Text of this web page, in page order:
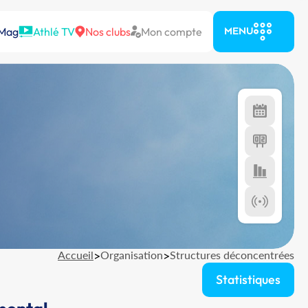
Athlé TV Nos clubs Mon compte MENU
Accueil>Organisation>Structures déconcentrées
Statistiques